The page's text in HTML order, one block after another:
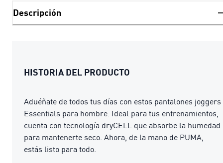
Descripción
HISTORIA DEL PRODUCTO
Aduéñate de todos tus días con estos pantalones joggers
Essentials para hombre. Ideal para tus entrenamientos,
cuenta con tecnología dryCELL que absorbe la humedad
para mantenerte seco. Ahora, de la mano de PUMA,
estás listo para todo.